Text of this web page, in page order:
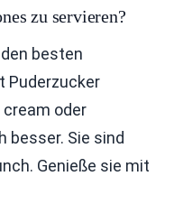
zu servieren?
besten
Puderzucker
oder
besser. Sie sind
Genieße sie mit